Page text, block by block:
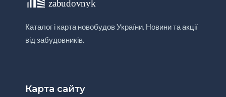
Каталог і карта новобудов України. Новини та акції
від забудовників.
Карта сайту